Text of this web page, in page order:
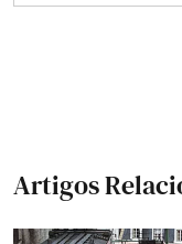
Artigos